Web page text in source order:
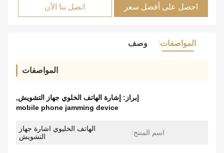
احصل على أفضل سعر اتصل بنا الآن
المواصفات وصف
المواصفات
إبراز: إشارة الهاتف الخلوي جهاز التشويش,
mobile phone jamming device
اسم المنتج:
الهاتف الخليوي اشارة جهاز
التشويش